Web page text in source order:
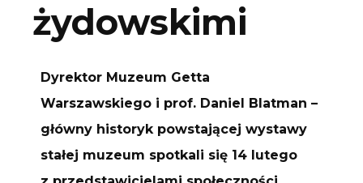
żydowskimi
Dyrektor Muzeum Getta
Warszawskiego i prof. Daniel Blatman –
główny historyk powstającej wystawy
stałej muzeum spotkali się 14 lutego